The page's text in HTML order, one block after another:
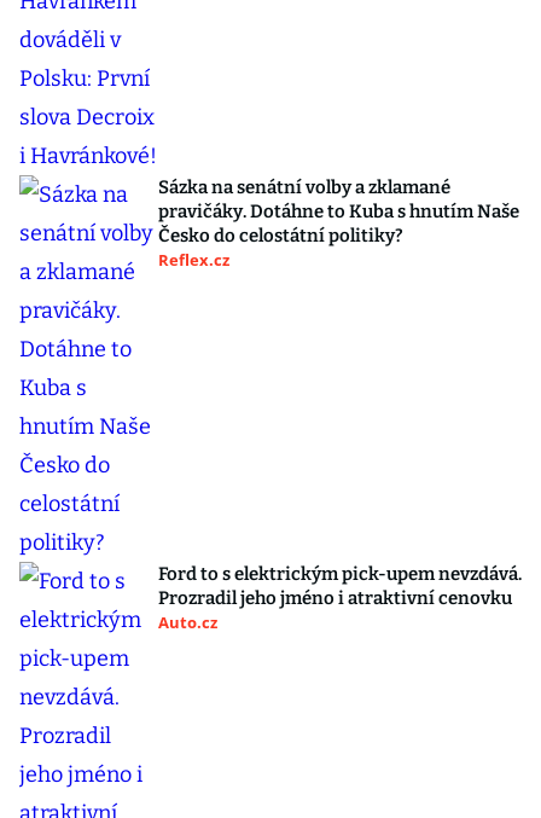
Sázka na senátní volby a zklamané
pravičáky. Dotáhne to Kuba s hnutím Naše
Česko do celostátní politiky?
Reflex.cz
Ford to s elektrickým pick-upem nevzdává.
Prozradil jeho jméno i atraktivní cenovku
Auto.cz